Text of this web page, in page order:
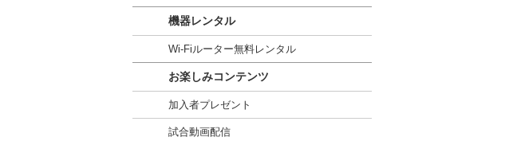
機器レンタル
Wi-Fiルーター無料レンタル
お楽しみコンテンツ
加入者プレゼント
試合動画配信